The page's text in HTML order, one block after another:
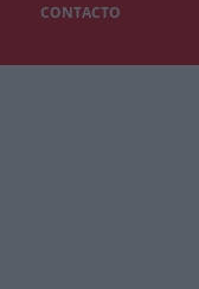
CONTACTO